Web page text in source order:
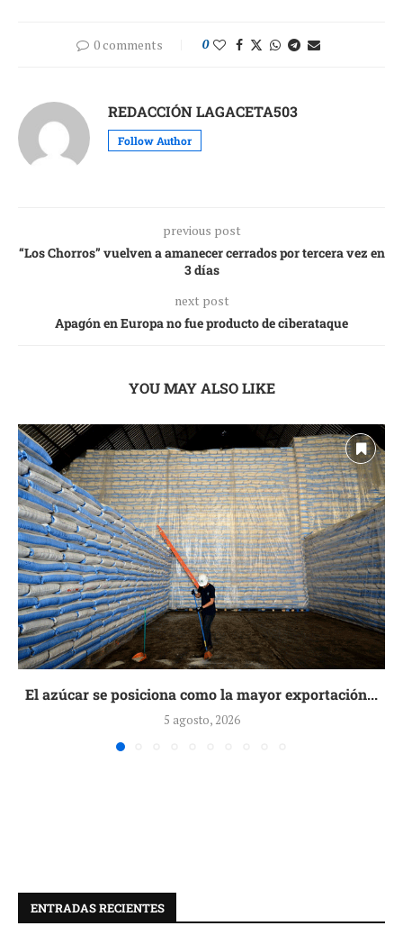
0 comments 0
REDACCIÓN LAGACETA503
Follow Author
previous post
“Los Chorros” vuelven a amanecer cerrados por tercera vez en
3 días
next post
Apagón en Europa no fue producto de ciberataque
YOU MAY ALSO LIKE
El azúcar se posiciona como la mayor exportación...
5 agosto, 2026
ENTRADAS RECIENTES